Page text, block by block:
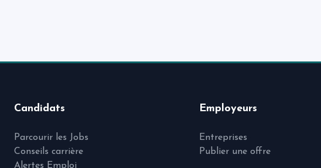
Candidats
Parcourir les Jobs
Conseils carrière
Alertes Emploi
Employeurs
Entreprises
Publier une offre